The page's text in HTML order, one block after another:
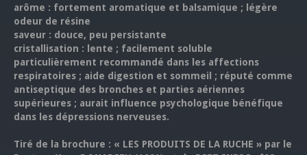
arôme : fortement aromatique et balsamique ; légère
odeur de résine
saveur : douce, peu persistante
cristallisation : lente ; facilement soluble
particulièrement recommandé dans les affections
respiratoires ; aide digestion et sommeil ; réputé comme
antiseptique des bronches et parties aériennes
supérieures ; aurait influence psychologique bénéfique
dans les dépressions nerveuses.
Tiré de la brochure : « LES PRODUITS DE LA RUCHE » par le